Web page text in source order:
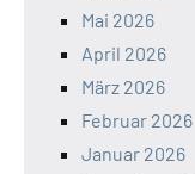
Mai 2026
April 2026
März 2026
Februar 2026
Januar 2026